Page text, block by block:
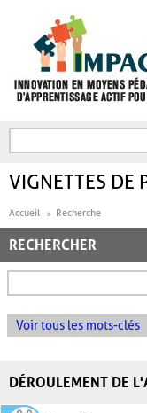
FORMULAIRE DE
VIGNETTES DE
Accueil Recherche
RECHERCHER
Voir tous les mots-clés
DÉROULEMENT DE